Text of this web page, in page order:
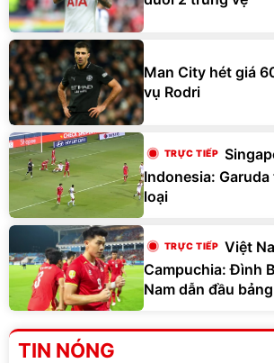
Man City hét giá
vụ Rodri
Indonesia:
loại
Việt
Campuchia: Đình
Nam dẫn đầu
TIN NÓNG